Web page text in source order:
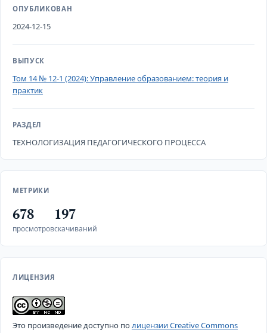
ОПУБЛИКОВАН
2024-12-15
ВЫПУСК
Том 14 № 12-1 (2024): Управление образованием: теория и
практик
РАЗДЕЛ
ТЕХНОЛОГИЗАЦИЯ ПЕДАГОГИЧЕСКОГО ПРОЦЕССА
МЕТРИКИ
678
просмотров
197
скачиваний
ЛИЦЕНЗИЯ
Это произведение доступно полицензии Creative Commons